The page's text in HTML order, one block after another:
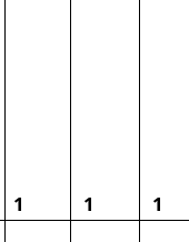
1 1
1